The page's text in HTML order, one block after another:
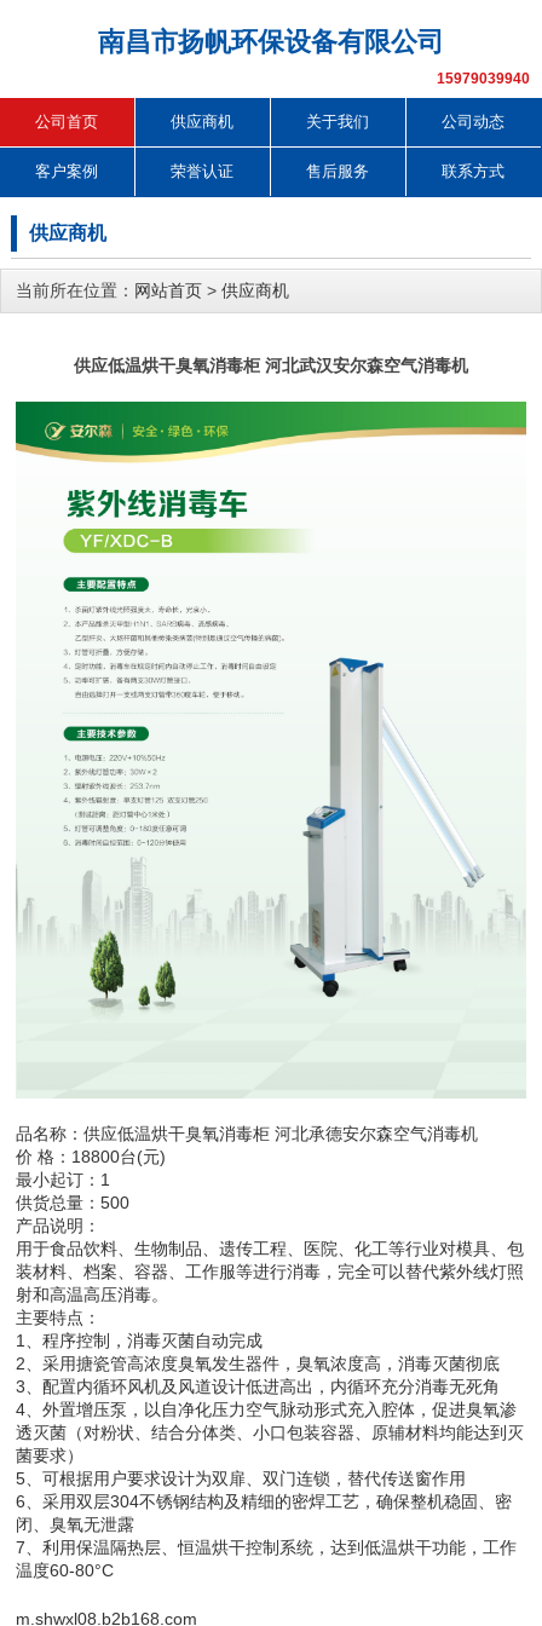
南昌市扬帆环保设备有限公司
15979039940
公司首页 供应商机 关于我们 公司动态
客户案例 荣誉认证 售后服务 联系方式
供应商机
当前所在位置： 网站首页 > 供应商机
供应低温烘干臭氧消毒柜 河北武汉安尔森空气消毒机
品名称：供应低温烘干臭氧消毒柜 河北承德安尔森空气消毒机
价 格：18800台(元)
最小起订：1
供货总量：500
产品说明：
用于食品饮料、生物制品、遗传工程、医院、化工等行业对模具、包
装材料、档案、容器、工作服等进行消毒，完全可以替代紫外线灯照
射和高温高压消毒。
主要特点：
1、程序控制，消毒灭菌自动完成
2、采用搪瓷管高浓度臭氧发生器件，臭氧浓度高，消毒灭菌彻底
3、配置内循环风机及风道设计低进高出，内循环充分消毒无死角
4、外置增压泵，以自净化压力空气脉动形式充入腔体，促进臭氧渗
透灭菌（对粉状、结合分体类、小口包装容器、原辅材料均能达到灭
菌要求）
5、可根据用户要求设计为双扉、双门连锁，替代传送窗作用
6、采用双层304不锈钢结构及精细的密焊工艺，确保整机稳固、密
闭、臭氧无泄露
7、利用保温隔热层、恒温烘干控制系统，达到低温烘干功能，工作
温度60-80°C
m.shwxl08.b2b168.com